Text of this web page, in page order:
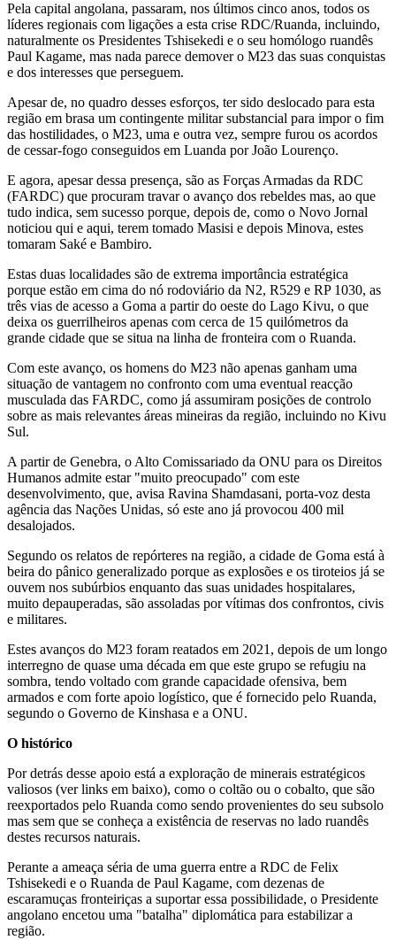
Pela capital angolana, passaram, nos últimos cinco anos, todos os
líderes regionais com ligações a esta crise RDC/Ruanda, incluindo,
naturalmente os Presidentes Tshisekedi e o seu homólogo ruandês
Paul Kagame, mas nada parece demover o M23 das suas conquistas
e dos interesses que perseguem.
Apesar de, no quadro desses esforços, ter sido deslocado para esta
região em brasa um contingente militar substancial para impor o fim
das hostilidades, o M23, uma e outra vez, sempre furou os acordos
de cessar-fogo conseguidos em Luanda por João Lourenço.
E agora, apesar dessa presença, são as Forças Armadas da RDC
(FARDC) que procuram travar o avanço dos rebeldes mas, ao que
tudo indica, sem sucesso porque, depois de, como o Novo Jornal
noticiou qui e aqui, terem tomado Masisi e depois Minova, estes
tomaram Saké e Bambiro.
Estas duas localidades são de extrema importância estratégica
porque estão em cima do nó rodoviário da N2, R529 e RP 1030, as
três vias de acesso a Goma a partir do oeste do Lago Kivu, o que
deixa os guerrilheiros apenas com cerca de 15 quilómetros da
grande cidade que se situa na linha de fronteira com o Ruanda.
Com este avanço, os homens do M23 não apenas ganham uma
situação de vantagem no confronto com uma eventual reacção
musculada das FARDC, como já assumiram posições de controlo
sobre as mais relevantes áreas mineiras da região, incluindo no Kivu
Sul.
A partir de Genebra, o Alto Comissariado da ONU para os Direitos
Humanos admite estar "muito preocupado" com este
desenvolvimento, que, avisa Ravina Shamdasani, porta-voz desta
agência das Nações Unidas, só este ano já provocou 400 mil
desalojados.
Segundo os relatos de repórteres na região, a cidade de Goma está à
beira do pânico generalizado porque as explosões e os tiroteios já se
ouvem nos subúrbios enquanto das suas unidades hospitalares,
muito depauperadas, são assoladas por vítimas dos confrontos, civis
e militares.
Estes avanços do M23 foram reatados em 2021, depois de um longo
interregno de quase uma década em que este grupo se refugiu na
sombra, tendo voltado com grande capacidade ofensiva, bem
armados e com forte apoio logístico, que é fornecido pelo Ruanda,
segundo o Governo de Kinshasa e a ONU.
O histórico
Por detrás desse apoio está a exploração de minerais estratégicos
valiosos (ver links em baixo), como o coltão ou o cobalto, que são
reexportados pelo Ruanda como sendo provenientes do seu subsolo
mas sem que se conheça a existência de reservas no lado ruandês
destes recursos naturais.
Perante a ameaça séria de uma guerra entre a RDC de Felix
Tshisekedi e o Ruanda de Paul Kagame, com dezenas de
escaramuças fronteiriças a suportar essa possibilidade, o Presidente
angolano encetou uma "batalha" diplomática para estabilizar a
região.